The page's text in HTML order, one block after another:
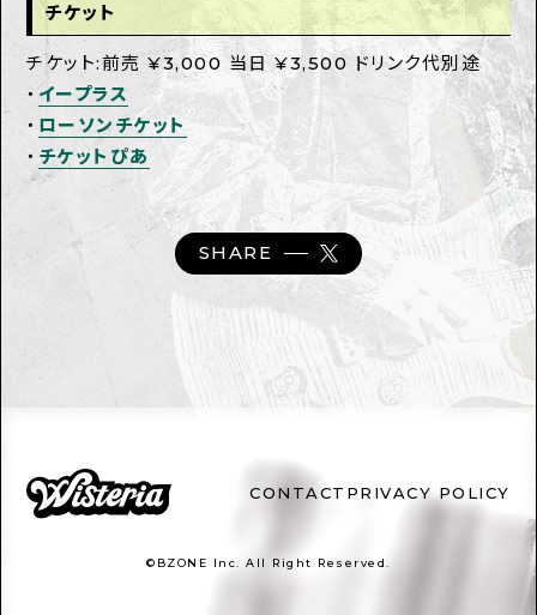
チケット
チケット:前売 ¥3,000 当日 ¥3,500 ドリンク代別途
・ イープラス
・ ローソンチケット
・ チケットぴあ
SHARE
CONTACT PRIVACY POLICY
©BZONE Inc. All Right Reserved.